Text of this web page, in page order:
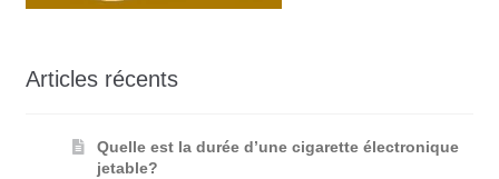
Articles récents
Quelle est la durée d’une cigarette électronique
jetable?